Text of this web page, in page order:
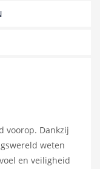
voorop. Dankzij
weten
en veiligheid